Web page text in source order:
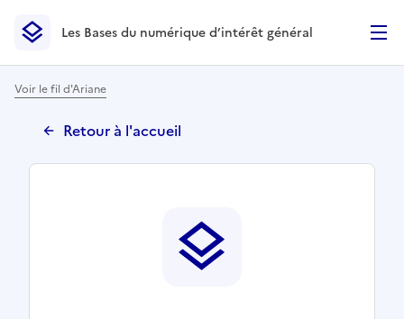
Les Bases du numérique d’intérêt général- Retour à la
Les Bases du numérique d’intérêt général
Voir le fil d'Ariane
Retour à l'accueil